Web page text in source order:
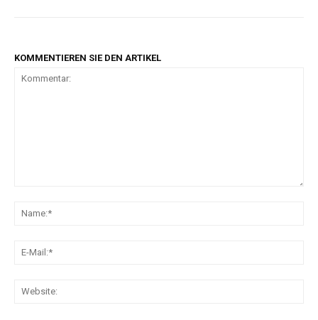
KOMMENTIEREN SIE DEN ARTIKEL